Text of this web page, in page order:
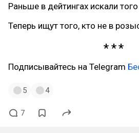
Раньше в дейтингах искали
Теперь ищут того, кто не в
Подписывайтесь на Telegram
5 4
7